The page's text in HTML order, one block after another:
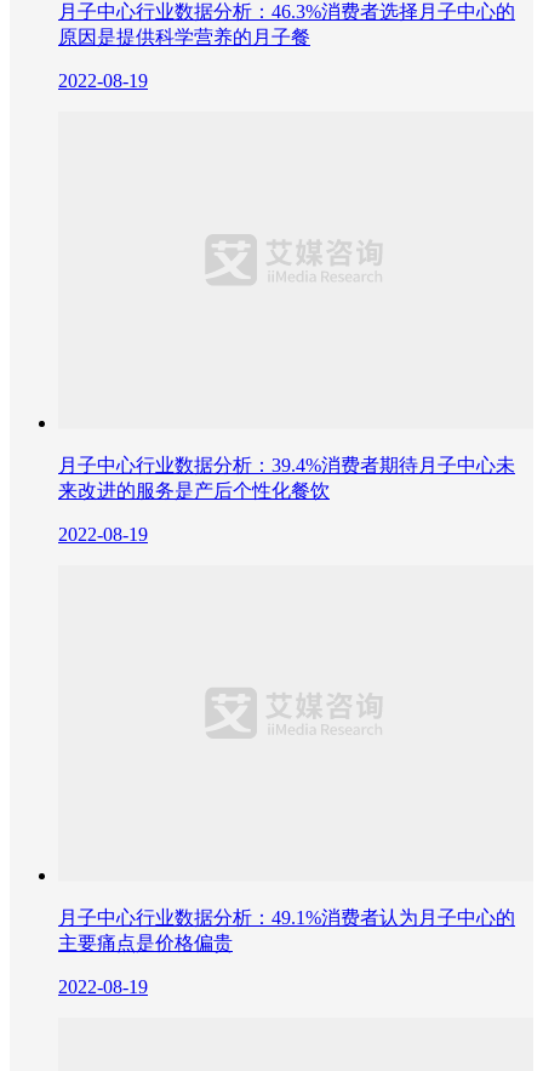
月子中心行业数据分析：46.3%消费者选择月子中心的
原因是提供科学营养的月子餐
2022-08-19
月子中心行业数据分析：39.4%消费者期待月子中心未
来改进的服务是产后个性化餐饮
2022-08-19
月子中心行业数据分析：49.1%消费者认为月子中心的
主要痛点是价格偏贵
2022-08-19